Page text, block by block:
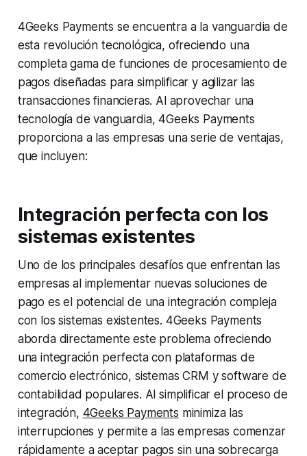
4Geeks Payments se encuentra a la vanguardia de
esta revolución tecnológica, ofreciendo una
completa gama de funciones de procesamiento de
pagos diseñadas para simplificar y agilizar las
transacciones financieras. Al aprovechar una
tecnología de vanguardia, 4Geeks Payments
proporciona a las empresas una serie de ventajas,
que incluyen:
Integración perfecta con los
sistemas existentes
Uno de los principales desafíos que enfrentan las
empresas al implementar nuevas soluciones de
pago es el potencial de una integración compleja
con los sistemas existentes. 4Geeks Payments
aborda directamente este problema ofreciendo
una integración perfecta con plataformas de
comercio electrónico, sistemas CRM y software de
contabilidad populares. Al simplificar el proceso de
integración, 4Geeks Payments minimiza las
interrupciones y permite a las empresas comenzar
rápidamente a aceptar pagos sin una sobrecarga